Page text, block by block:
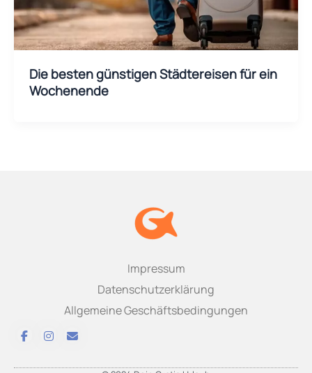
Die besten günstigen Städtereisen für ein
Wochenende
Impressum
Datenschutzerklärung
Allgemeine Geschäftsbedingungen